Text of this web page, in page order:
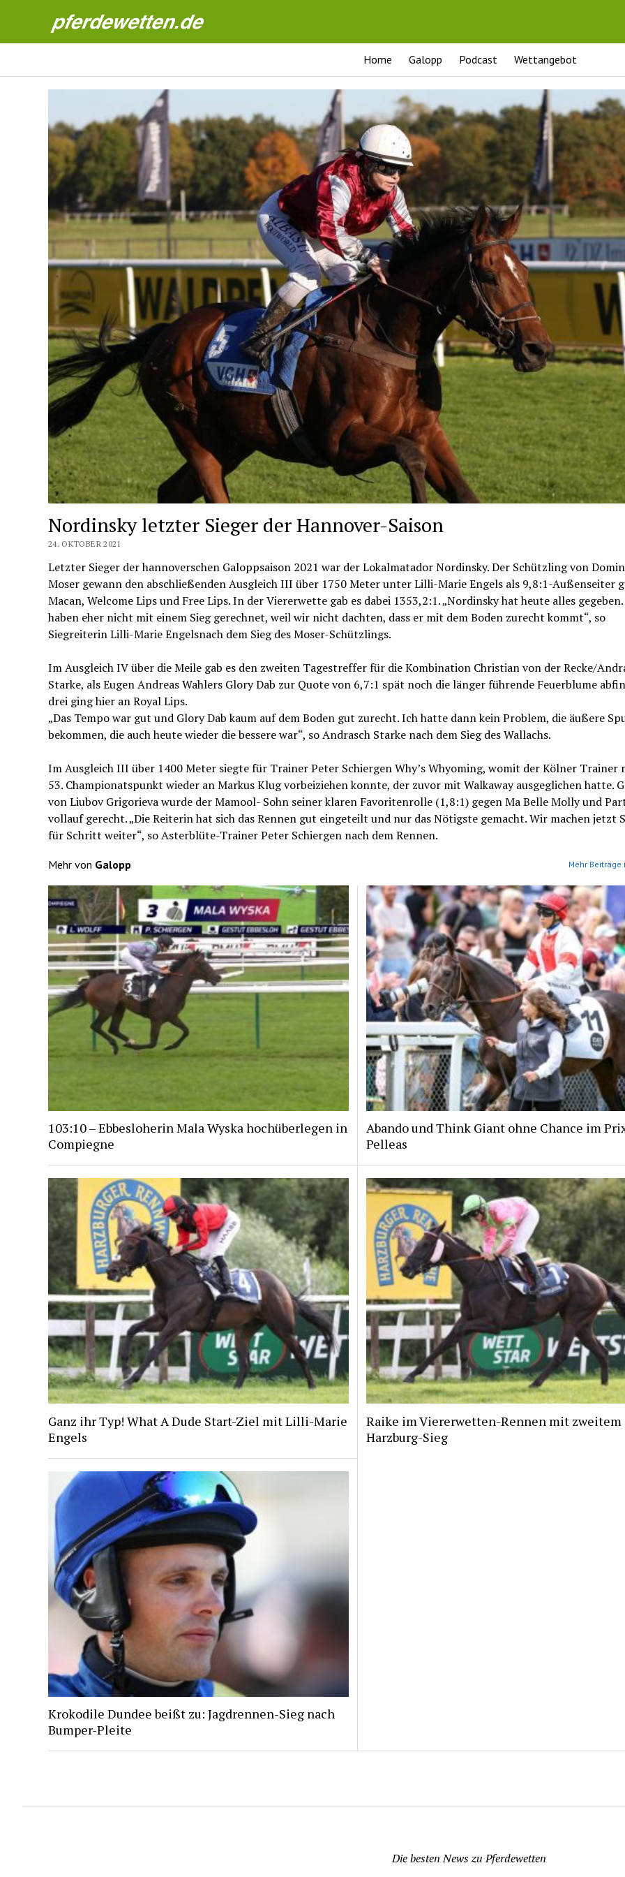
Pferdewetten News
Home Galopp Podcast Wettangebot
Nordinsky letzter Sieger der Hannover-Saison
24. OKTOBER 2021
Letzter Sieger der hannoverschen Galoppsaison 2021 war der Lokalmatador Nordinsky. Der Schützling von
Moser gewann den abschließenden Ausgleich III über 1750 Meter unter Lilli-Marie Engels als 9,8:1-Außenseiter
Macan, Welcome Lips und Free Lips. In der Viererwette gab es dabei 1353,2:1. „Nordinsky hat heute alles
haben eher nicht mit einem Sieg gerechnet, weil wir nicht dachten, dass er mit dem Boden zurecht kommt“, so
Siegreiterin Lilli-Marie Engelsnach dem Sieg des Moser-Schützlings.
Im Ausgleich IV über die Meile gab es den zweiten Tagestreffer für die Kombination Christian von der Recke/
Starke, als Eugen Andreas Wahlers Glory Dab zur Quote von 6,7:1 spät noch die länger führende Feuerblume
drei ging hier an Royal Lips.
„Das Tempo war gut und Glory Dab kaum auf dem Boden gut zurecht. Ich hatte dann kein Problem, die äußere
bekommen, die auch heute wieder die bessere war“, so Andrasch Starke nach dem Sieg des Wallachs.
Im Ausgleich III über 1400 Meter siegte für Trainer Peter Schiergen Why’s Whyoming, womit der Kölner Trainer
53. Championatspunkt wieder an Markus Klug vorbeiziehen konnte, der zuvor mit Walkaway ausgeglichen hatte.
von Liubov Grigorieva wurde der Mamool- Sohn seiner klaren Favoritenrolle (1,8:1) gegen Ma Belle Molly und
vollauf gerecht. „Die Reiterin hat sich das Rennen gut eingeteilt und nur das Nötigste gemacht. Wir machen jetzt
für Schritt weiter“, so Asterblüte-Trainer Peter Schiergen nach dem Rennen.
Mehr von Galopp Mehr Beiträge
103:10 – Ebbesloherin Mala Wyska hochüberlegen in
Compiegne
Abando und Think Giant ohne Chance im
Pelleas
Ganz ihr Typ! What A Dude Start-Ziel mit Lilli-Marie
Engels
Raike im Viererwetten-Rennen mit zweitem
Harzburg-Sieg
Krokodile Dundee beißt zu: Jagdrennen-Sieg nach
Bumper-Pleite
Die besten News zu Pferdewetten